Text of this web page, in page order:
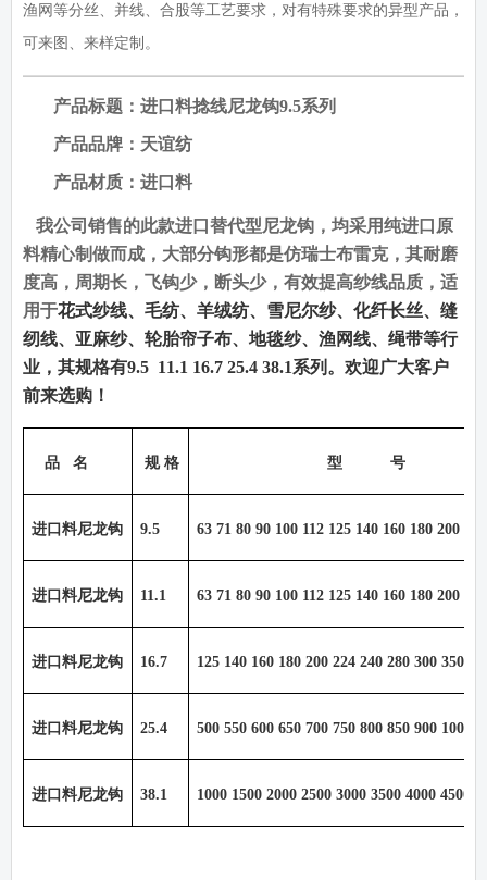
渔网等分丝、并线、合股等工艺要求，对有特殊要求的异型产品，
可来图、来样定制。
产品标题：进口料捻线尼龙钩9.5系列
产品品牌：天谊纺
产品材质：进口料
我公司销售的此款进口替代型尼龙钩，均采用纯进口原
料精心制做而成，大部分钩形都是仿瑞士布雷克，其耐磨
度高，周期长，飞钩少，断头少，有效提高纱线品质，适
用于花式纱线、毛纺、羊绒纺、雪尼尔纱、化纤长丝、缝
纫线、亚麻纱、轮胎帘子布、地毯纱、渔网线、绳带等行
业，其规格有9.5 11.1 16.7 25.4 38.1系列。欢迎广大客户
前来选购！
品 名 规 格 型 号
进口料尼龙钩 9.5 63 71 80 90 100 112 125 140 160 180 200
进口料尼龙钩 11.1 63 71 80 90 100 112 125 140 160 180 200
进口料尼龙钩 16.7 125 140 160 180 200 224 240 280 300 350
进口料尼龙钩 25.4 500 550 600 650 700 750 800 850 900 1000
进口料尼龙钩 38.1 1000 1500 2000 2500 3000 3500 4000 4500